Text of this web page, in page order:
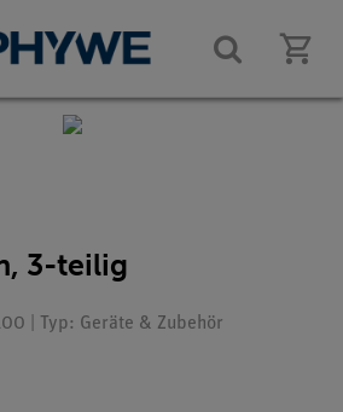
3-teilig
| Typ: Geräte & Zubehör